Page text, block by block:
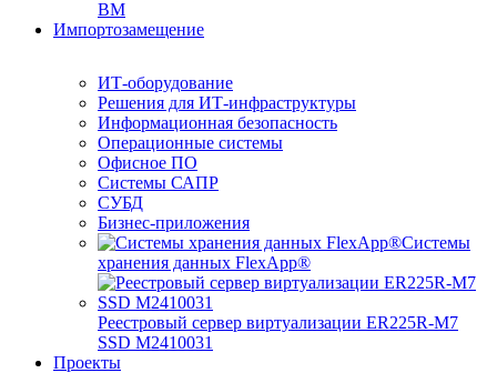
ВМ
Импортозамещение
ИТ-оборудование
Решения для ИТ-инфраструктуры
Информационная безопасность
Операционные системы
Офисное ПО
Системы САПР
СУБД
Бизнес-приложения
Системы
хранения данных FlexApp®
Реестровый сервер виртуализации ER225R-M7
SSD М2410031
Проекты